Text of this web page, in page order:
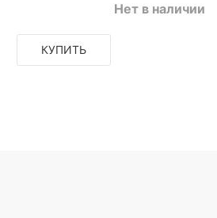
Нет в наличии
КУПИТЬ